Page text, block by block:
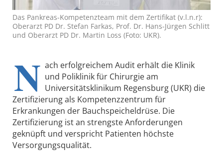
Das Pankreas-Kompetenzteam mit dem Zertifikat (v.l.n.r):
Oberarzt PD Dr. Stefan Farkas, Prof. Dr. Hans-Jürgen Schlitt
und Oberarzt PD Dr. Martin Loss (Foto: UKR).
N ach erfolgreichem Audit erhält die Klinik
und Poliklinik für Chirurgie am
Universitätsklinikum Regensburg (UKR) die
Zertifizierung als Kompetenzzentrum für
Erkrankungen der Bauchspeicheldrüse. Die
Zertifizierung ist an strengste Anforderungen
geknüpft und verspricht Patienten höchste
Versorgungsqualität.